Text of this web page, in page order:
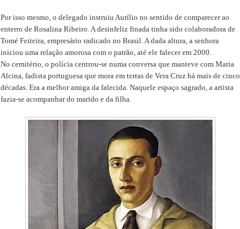
Por isso mesmo, o delegado instruiu Aurílio no sentido de comparecer ao
enterro de Rosalina Ribeiro. A desinfeliz finada tinha sido colaboradora de
Tomé Feiteira, empresário radicado no Brasil. A dada altura, a senhora
iniciou uma relação amorosa com o patrão, até ele falecer em 2000.
No cemitério, o polícia centrou-se numa conversa que manteve com Maria
Alcina, fadista portuguesa que mora em terras de Vera Cruz há mais de cinco
décadas. Era a melhor amiga da falecida. Naquele espaço sagrado, a artista
fazia-se acompanhar do marido e da filha.